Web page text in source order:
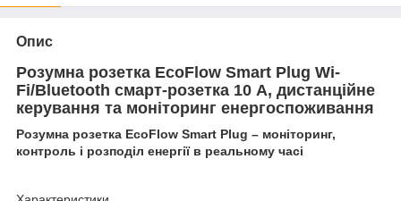
Опис
Розумна розетка EcoFlow Smart Plug Wi-
Fi/Bluetooth смарт-розетка 10 А, дистанційне
керування та моніторинг енергоспоживання
Розумна розетка EcoFlow Smart Plug – моніторинг,
контроль і розподіл енергії в реальному часі